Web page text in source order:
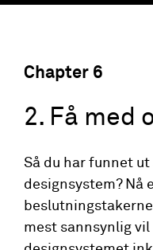
Chapter 6
2. Få med
Så du har funnet
designsystem? Nå
mest sannsynlig